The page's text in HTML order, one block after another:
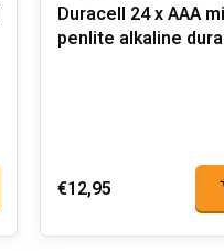
Duracell 24 x AAA
penlite alkaline
€12,95